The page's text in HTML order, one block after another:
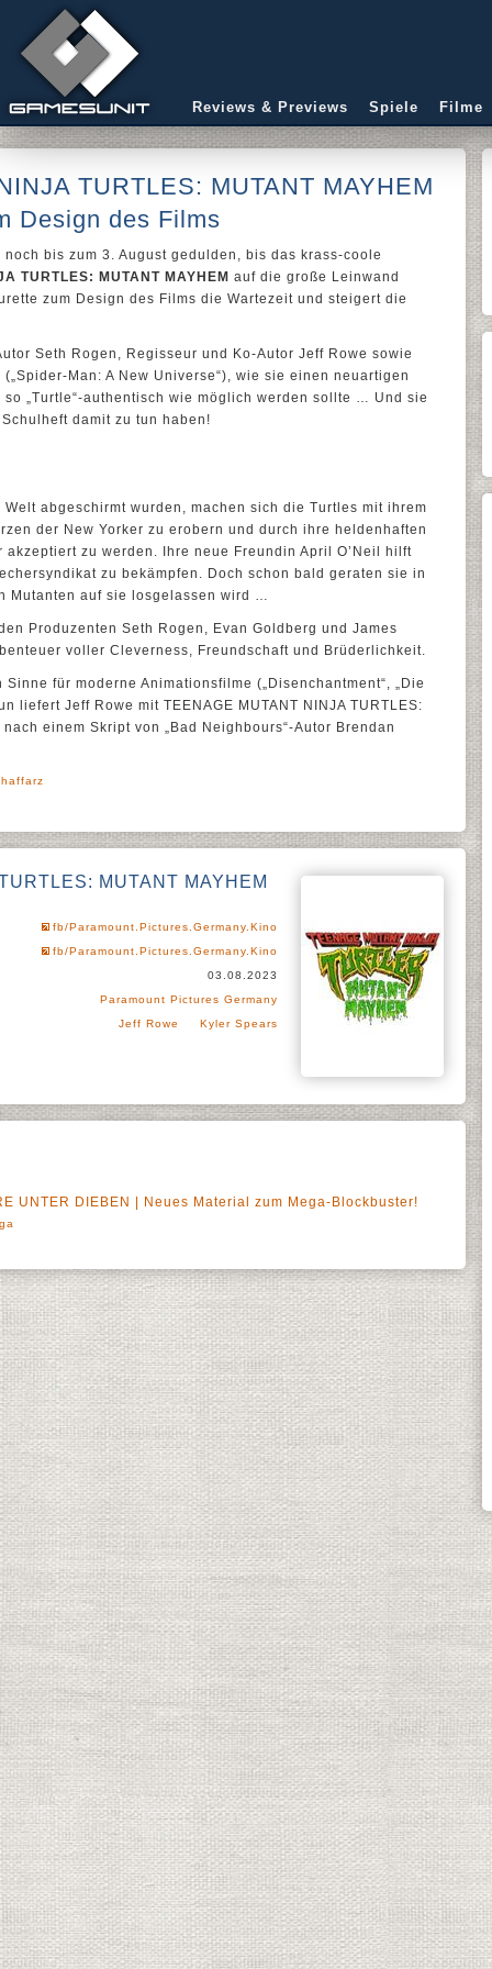
Reviews & Previews Spiele Filme
TURTLES: MUTANT MAYHEM
Design des Films
bis zum 3. August gedulden, bis das krass-coole
TURTLES: MUTANT MAYHEM auf die große Leinwand
zum Design des Films die Wartezeit und steigert die
Seth Rogen, Regisseur und Ko-Autor Jeff Rowe sowie
Man: A New Universe“), wie sie einen neuartigen
„Turtle“-authentisch wie möglich werden sollte … Und sie
damit zu tun haben!
abgeschirmt wurden, machen sich die Turtles mit ihrem
der New Yorker zu erobern und durch ihre heldenhaften
zu werden. Ihre neue Freundin April O’Neil hilft
zu bekämpfen. Doch schon bald geraten sie in
Mutanten auf sie losgelassen wird …
Produzenten Seth Rogen, Evan Goldberg und James
voller Cleverness, Freundschaft und Brüderlichkeit.
für moderne Animationsfilme („Disenchantment“, „Die
liefert Jeff Rowe mit TEENAGE MUTANT NINJA TURTLES:
einem Skript von „Bad Neighbours“-Autor Brendan
MUTANT MAYHEM
fb/Paramount.Pictures.Germany.Kino
fb/Paramount.Pictures.Germany.Kino
03.08.2023
Paramount Pictures Germany
Jeff Rowe
Kyler Spears
UNTER DIEBEN | Neues Material zum Mega-Blockbuster!